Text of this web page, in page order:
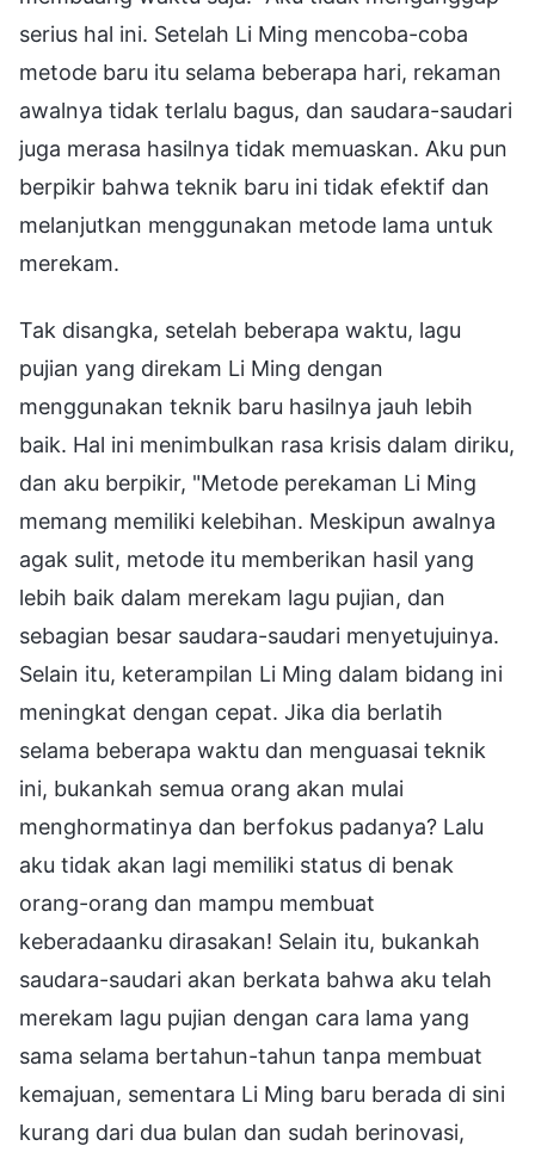
serius hal ini. Setelah Li Ming mencoba-coba
metode baru itu selama beberapa hari, rekaman
awalnya tidak terlalu bagus, dan saudara-saudari
juga merasa hasilnya tidak memuaskan. Aku pun
berpikir bahwa teknik baru ini tidak efektif dan
melanjutkan menggunakan metode lama untuk
merekam.
Tak disangka, setelah beberapa waktu, lagu
pujian yang direkam Li Ming dengan
menggunakan teknik baru hasilnya jauh lebih
baik. Hal ini menimbulkan rasa krisis dalam diriku,
dan aku berpikir, "Metode perekaman Li Ming
memang memiliki kelebihan. Meskipun awalnya
agak sulit, metode itu memberikan hasil yang
lebih baik dalam merekam lagu pujian, dan
sebagian besar saudara-saudari menyetujuinya.
Selain itu, keterampilan Li Ming dalam bidang ini
meningkat dengan cepat. Jika dia berlatih
selama beberapa waktu dan menguasai teknik
ini, bukankah semua orang akan mulai
menghormatinya dan berfokus padanya? Lalu
aku tidak akan lagi memiliki status di benak
orang-orang dan mampu membuat
keberadaanku dirasakan! Selain itu, bukankah
saudara-saudari akan berkata bahwa aku telah
merekam lagu pujian dengan cara lama yang
sama selama bertahun-tahun tanpa membuat
kemajuan, sementara Li Ming baru berada di sini
kurang dari dua bulan dan sudah berinovasi,